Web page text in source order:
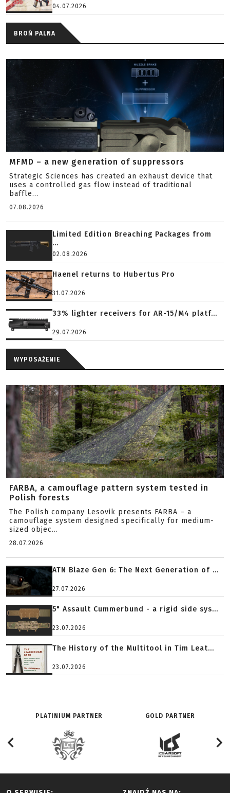
04.07.2026
BROŃ PALNA
MFMD – a new generation of suppressors
Strategic Sciences has created an exhaust device that
uses a controlled gas flow instead of traditional
baffle...
07.08.2026
Limited Edition Breaching Packages from
...
02.08.2026
Haenel returns to Hubertus Pro
31.07.2026
33% lighter receivers for AR-15/M4 platf...
29.07.2026
WYPOSAŻENIE
FARBA, a camouflage pattern system tested in
Polish forests
The Polish company Lesovik presents FARBA – a
camouflage system designed specifically for medium-
sized objec...
28.07.2026
ATN Blaze Gen 6: The Next Generation of ...
27.07.2026
5" Assault Cummerbund - a rigid side sys...
23.07.2026
The History of the Multitool in Tim Leat...
23.07.2026
PLATINIUM PARTNER GOLD PARTNER